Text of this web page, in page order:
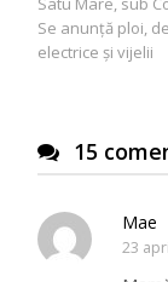
în
articole
Se anunță ploi,
electrice și vijelii
15
Mae
23